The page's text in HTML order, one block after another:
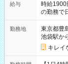
給与
時給
の勤務で
勤務地
東京都豊
池袋駅か
キレイ